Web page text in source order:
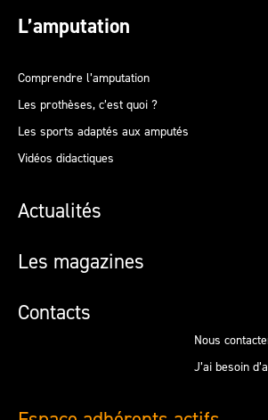
L’amputation
Comprendre l’amputation
Les prothèses, c’est quoi ?
Les sports adaptés aux amputés
Vidéos didactiques
Actualités
Les magazines
Contacts
Nous
J’ai besoin